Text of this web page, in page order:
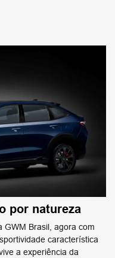
por natureza
GWM Brasil, agora com
característica
a experiência da